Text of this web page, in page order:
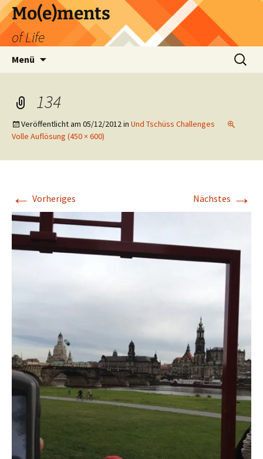
Zum
Inhalt
springen
Mo(e)ments
of Life
Menü
Suchen
nach:
134
Veröffentlicht am 05/12/2012in Und Tschüss Challenges
Volle Auflösung (450 × 600)
← Vorheriges Nächstes →